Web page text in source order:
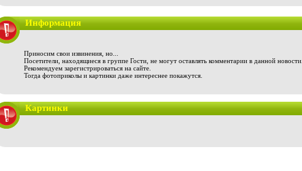
Информация
Приносим свои извинения, но...
Посетители, находящиеся в группе Гости, не могут оставлять комментарии в данной новости.
Рекомендуем зарегистрироваться на сайте.
Тогда фотоприколы и картинки даже интереснее покажутся.
Картинки